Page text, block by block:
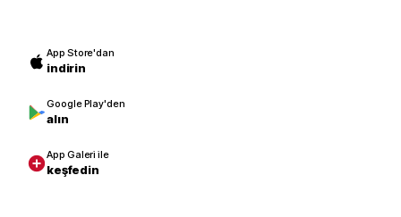
App Store'dan
indirin
Google Play'den
alın
App Galeri ile
keşfedin